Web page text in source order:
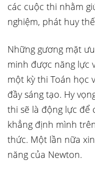
các cuộc thi nhằm
nghiệm, phát huy
Những gương mặt
minh được năng lực
một kỳ thi Toán học
đầy sáng tạo. Hy
thi sẽ là động lực để
khẳng định mình
thức. Một lần nữa
năng của Newton.